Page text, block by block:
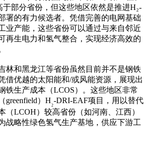
于部分省份，但这些地区依然是推进H₂-
署的有力候选者。凭借完善的电网基础
业产能，这些省份可以通过与来自邻近
再生电力和氢气整合，实现经济高效的
林和黑龙江等省份虽然目前并不是钢铁
借优越的太阳能和/或风能资源，展现出
铁生产成本（LCOS）。这些地区非常
greenfield） H₂-DRI-EAF项目，用以替代
（LCOH）较高省份（如河南、江西）
战略性绿色氢气生产基地，供应下游工